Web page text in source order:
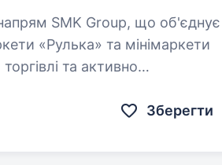
«Рулька» та мінімаркети
та активно
Зберегти